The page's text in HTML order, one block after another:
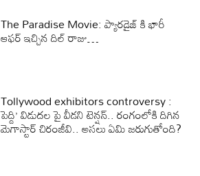
The Paradise Movie: ప్యారడైజ్ కి భారీ
ఆఫర్ ఇచ్చిన దిల్ రాజు…
Tollywood exhibitors controversy :
పెద్ది’ విడుదల పై వీడని టెన్షన్.. రంగంలోకి దిగిన
మెగాస్టార్ చిరంజీవి.. అసలు ఏమి జరుగుతోంది?